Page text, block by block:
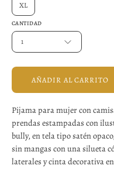
XL
CANTIDAD
1
AÑADIR AL CARRITO
Pijama para mujer con
prendas estampadas con
bully, en tela tipo satén
sin mangas con una silueta
laterales y cinta decorativa